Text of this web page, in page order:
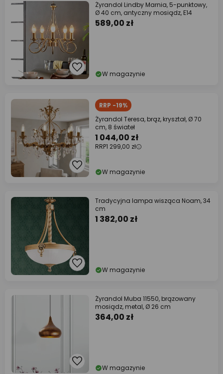
Żyrandol Lindby Marnia, 5-punktowy,
Ø 40 cm, antyczny mosiądz, E14
589,00 zł
W magazynie
RRP -19%
Żyrandol Teresa, brąz, kryształ, Ø 70
cm, 8 świateł
1 044,00 zł
RRP1 299,00 zł
W magazynie
Tradycyjna lampa wisząca Noam, 34
cm
1 382,00 zł
W magazynie
Żyrandol Muba 11550, brązowany
mosiądz, metal, Ø 26 cm
364,00 zł
W magazynie